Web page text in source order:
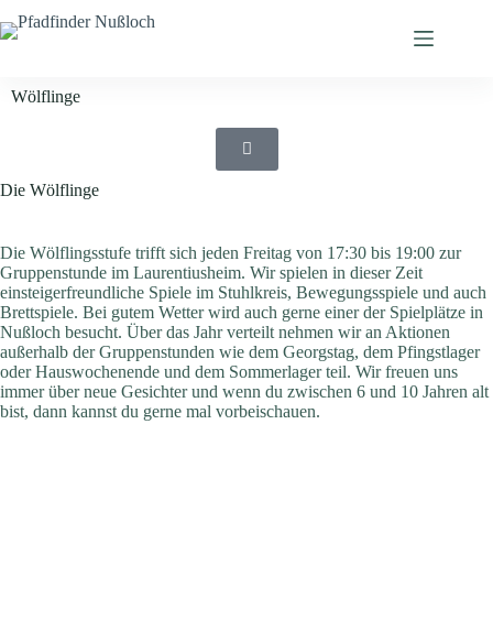
Wölflinge
Die Wölflinge
Die Wölflingsstufe trifft sich jeden Freitag von 17:30 bis 19:00 zur
Gruppenstunde im Laurentiusheim. Wir spielen in dieser Zeit
einsteigerfreundliche Spiele im Stuhlkreis, Bewegungsspiele und auch
Brettspiele. Bei gutem Wetter wird auch gerne einer der Spielplätze in
Nußloch besucht. Über das Jahr verteilt nehmen wir an Aktionen
außerhalb der Gruppenstunden wie dem Georgstag, dem Pfingstlager
oder Hauswochenende und dem Sommerlager teil. Wir freuen uns
immer über neue Gesichter und wenn du zwischen 6 und 10 Jahren alt
bist, dann kannst du gerne mal vorbeischauen.